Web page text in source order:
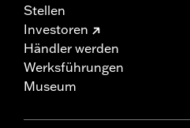
Stellen
Investoren
Händler werden
Werksführungen
Museum